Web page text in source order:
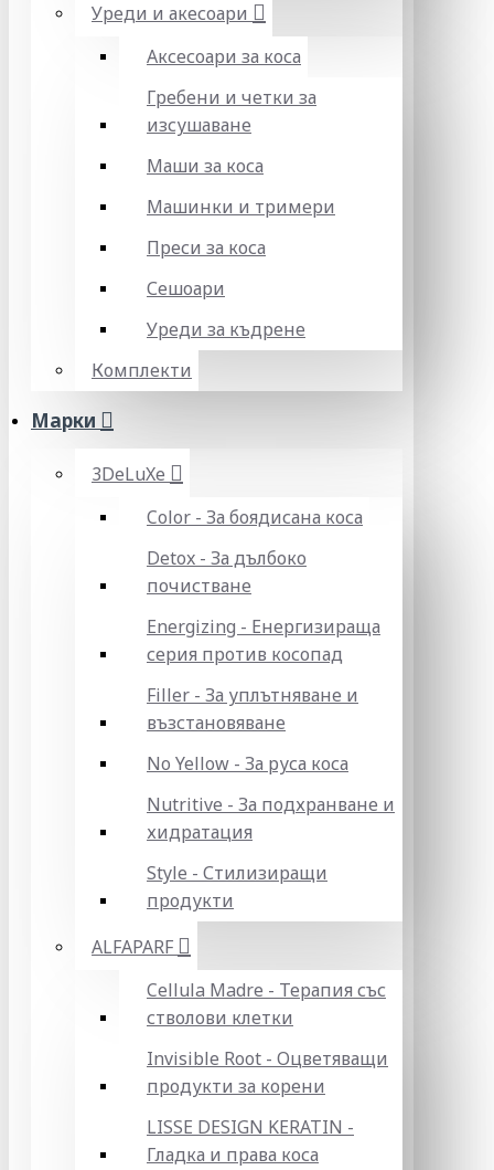
Уреди и акесоари
Аксесоари за коса
Гребени и четки за
изсушаване
Маши за коса
Машинки и тримери
Преси за коса
Сешоари
Уреди за къдрене
Комплекти
Марки
3DeLuXe
Color - За боядисана коса
Detox - За дълбоко
почистване
Energizing - Енергизираща
серия против косопад
Filler - За уплътняване и
възстановяване
No Yellow - За руса коса
Nutritive - За подхранване и
хидратация
Style - Стилизиращи
продукти
ALFAPARF
Cellula Madre - Терапия със
стволови клетки
Invisible Root - Оцветяващи
продукти за корени
LISSE DESIGN KERATIN -
Гладка и права коса